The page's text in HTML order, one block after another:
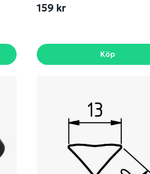
159 kr
Köp